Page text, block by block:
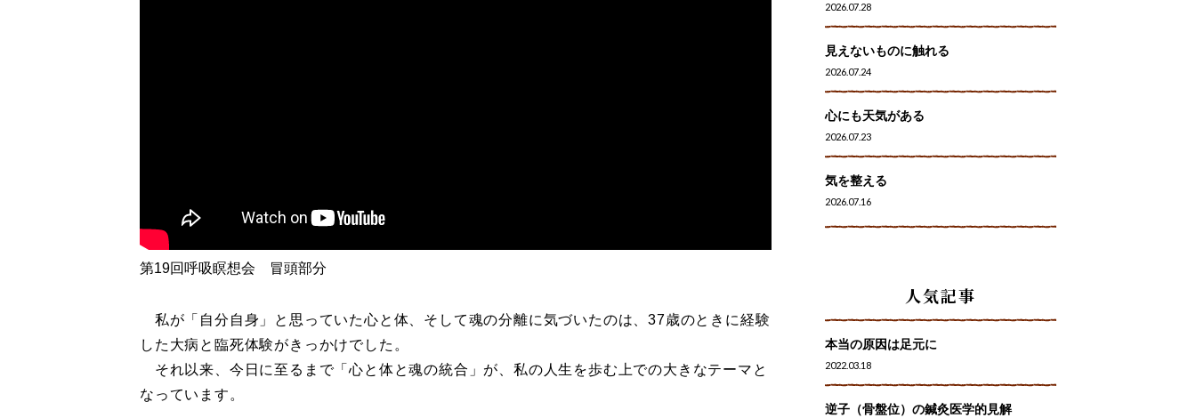
第19回呼吸瞑想会 冒頭部分
私が「自分自身」と思っていた心と体、そして魂の分離に気づいたのは、37歳のときに経験
した大病と臨死体験がきっかけでした。
それ以来、今日に至るまで「心と体と魂の統合」が、私の人生を歩む上での大きなテーマと
なっています。
2026.07.28
見えないものに触れる
2026.07.24
心にも天気がある
2026.07.23
気を整える
2026.07.16
人気記事
本当の原因は足元に
2022.03.18
逆子（骨盤位）の鍼灸医学的見解